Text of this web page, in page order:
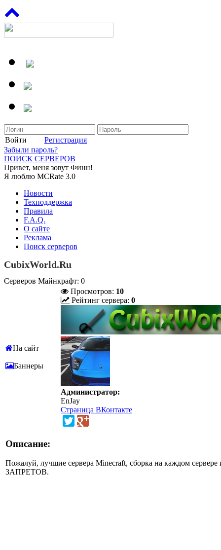
Войти
Регистрация
Забыли пароль?
ПОИСК СЕРВЕРОВ
Привет, меня зовут Финн!
Я люблю MCRate 3.0
Новости
Техподдержка
Правила
F.A.Q.
О сайте
Реклама
Поиск серверов
CubixWorld.Ru
Серверов Майнкрафт: 0
На сайт
Баннеры
Просмотров: 10
Рейтинг сервера: 0
Администратор:
EnJay
Страница ВКонтакте
Описание:
Пожалуй, лучшие сервера Minecraft, сборка на каждом
ЗАПРЕТОВ.